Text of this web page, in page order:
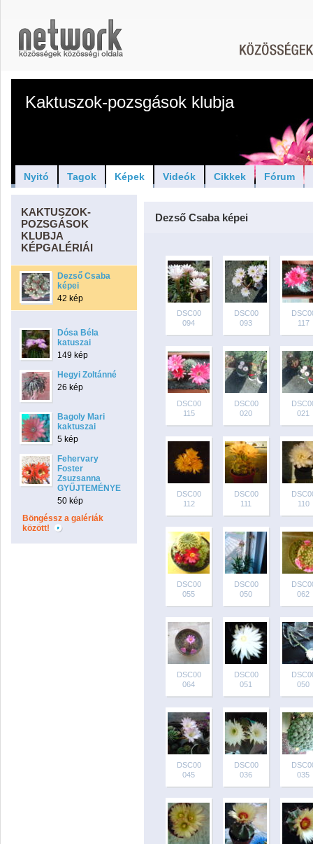
Kaktuszok-pozsgások klubja
Nyitó Tagok Képek Videók Cikkek Fórum
KAKTUSZOK-
POZSGÁSOK
KLUBJA
KÉPGALÉRIÁI
Dezső Csaba
képei
42 kép
Dósa Béla
katuszai
149 kép
Hegyi Zoltánné
26 kép
Bagoly Mari
kaktuszai
5 kép
Fehervary
Foster
Zsuzsanna
GYŰJTEMÉNYE
50 kép
Böngéssz a galériák
között!
Dezső Csaba képei
DSC00
094
DSC00
093
117
DSC00
115
DSC00
020
021
DSC00
112
DSC00
111
110
DSC00
055
DSC00
050
062
DSC00
064
DSC00
051
050
DSC00
045
DSC00
036
035